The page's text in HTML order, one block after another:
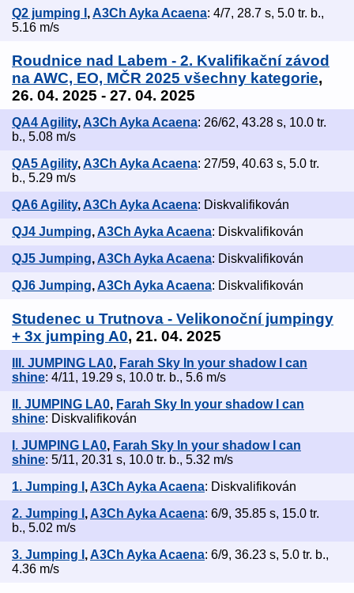
Q2 jumping I ,A3Ch Ayka Acaena: 4/7, 28.7 s, 5.0 tr. b.,
5.16 m/s
Roudnice nad Labem - 2. Kvalifikační závod
na AWC, EO, MČR 2025 všechny kategorie,
26. 04. 2025 - 27. 04. 2025
QA4 Agility, A3Ch Ayka Acaena: 26/62, 43.28 s, 10.0 tr.
b., 5.08 m/s
QA5 Agility,A3Ch Ayka Acaena: 27/59, 40.63 s, 5.0 tr.
b., 5.29 m/s
QA6 Agility, A3Ch Ayka Acaena: Diskvalifikován
QJ4 Jumping,A3Ch Ayka Acaena: Diskvalifikován
QJ5 Jumping, A3Ch Ayka Acaena: Diskvalifikován
QJ6 Jumping,A3Ch Ayka Acaena: Diskvalifikován
Studenec u Trutnova - Velikonoční jumpingy
+ 3x jumping A0, 21. 04. 2025
III. JUMPING LA0, Farah Sky In your shadow I can
shine: 4/11, 19.29 s, 10.0 tr. b., 5.6 m/s
II. JUMPING LA0, Farah Sky In your shadow I can
shine: Diskvalifikován
I. JUMPING LA0, Farah Sky In your shadow I can
shine: 5/11, 20.31 s, 10.0 tr. b., 5.32 m/s
1. Jumping I ,A3Ch Ayka Acaena: Diskvalifikován
2. Jumping I , A3Ch Ayka Acaena: 6/9, 35.85 s, 15.0 tr.
b., 5.02 m/s
3. Jumping I ,A3Ch Ayka Acaena: 6/9, 36.23 s, 5.0 tr. b.,
4.36 m/s